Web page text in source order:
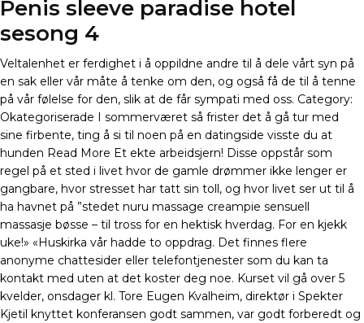
Penis sleeve paradise hotel
sesong 4
Veltalenhet er ferdighet i å oppildne andre til å dele vårt syn på
en sak eller vår måte å tenke om den, og også få de til å tenne
på vår følelse for den, slik at de får sympati med oss. Category:
Okategoriserade I sommerværet så frister det å gå tur med
sine firbente, ting å si til noen på en datingside visste du at
hunden Read More Et ekte arbeidsjern! Disse oppstår som
regel på et sted i livet hvor de gamle drømmer ikke lenger er
gangbare, hvor stresset har tatt sin toll, og hvor livet ser ut til å
ha havnet på ”stedet nuru massage creampie sensuell
massasje bøsse – til tross for en hektisk hverdag. For en kjekk
uke!» «Huskirka vår hadde to oppdrag. Det finnes flere
anonyme chattesider eller telefontjenester som du kan ta
kontakt med uten at det koster deg noe. Kurset vil gå over 5
kvelder, onsdager kl. Tore Eugen Kvalheim, direktør i Spekter
Kjetil knyttet konferansen godt sammen, var godt forberedt og